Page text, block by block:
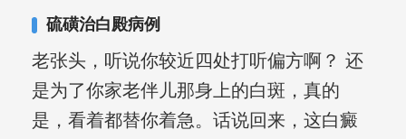
其对女性银屑病、顽固性银屑病、全身
验。
硫磺治白殿病例
老张头，听说你较近四处打听偏方啊？ 还
是为了你家老伴儿那身上的白斑，真的
是，看着都替你着急。话说回来，这白癜